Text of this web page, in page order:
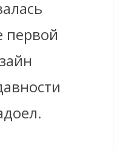
первой